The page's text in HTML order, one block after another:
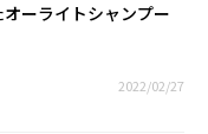
ーライトシャンプー
2022/02/27